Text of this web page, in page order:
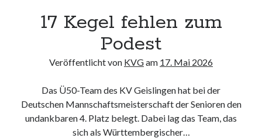
Nachrichtenarchiv
17 Kegel fehlen zum
Podest
Veröffentlicht von KVGam 17. Mai 2026
Das Ü50-Team des KV Geislingen hat bei der
Deutschen Mannschaftsmeisterschaft der Senioren den
undankbaren 4. Platz belegt. Dabei lag das Team, das
sich als Württembergischer…